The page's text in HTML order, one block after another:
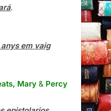
.
em vaig
Mary & Percy